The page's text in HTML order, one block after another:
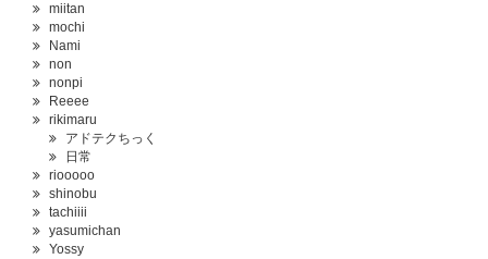
miitan
mochi
Nami
non
nonpi
Reeee
rikimaru
アドテクちっく
日常
riooooo
shinobu
tachiiii
yasumichan
Yossy